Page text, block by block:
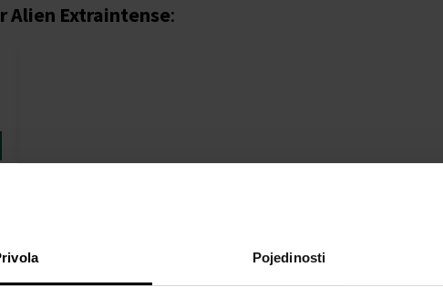
Pojedinosti
Alien Extraintense: